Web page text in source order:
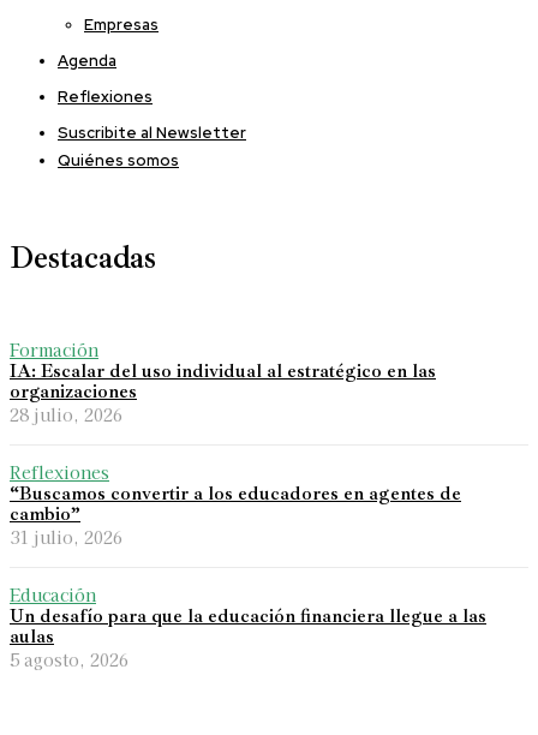
Empresas
Agenda
Reflexiones
Suscribite al Newsletter
Quiénes somos
Destacadas
Formación
IA: Escalar del uso individual al estratégico en las
organizaciones
28 julio, 2026
Reflexiones
“Buscamos convertir a los educadores en agentes de
cambio”
31 julio, 2026
Educación
Un desafío para que la educación financiera llegue a las
aulas
5 agosto, 2026